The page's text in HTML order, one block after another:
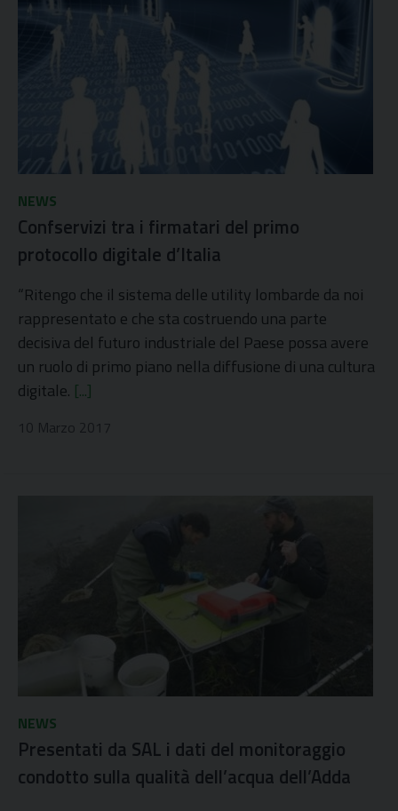
NEWS
Confservizi tra i firmatari del primo
protocollo digitale d’Italia
“Ritengo che il sistema delle utility lombarde da noi
rappresentato e che sta costruendo una parte
decisiva del futuro industriale del Paese possa avere
un ruolo di primo piano nella diffusione di una cultura
digitale. [...]
10 Marzo 2017
NEWS
Presentati da SAL i dati del monitoraggio
condotto sulla qualità dell’acqua dell’Adda